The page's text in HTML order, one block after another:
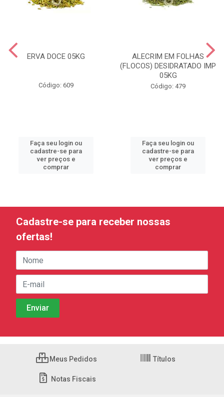
ERVA DOCE 05KG
Código: 609
Faça seu login ou
cadastre-se para
ver preços e
comprar
ALECRIM EM FOLHAS
(FLOCOS) DESIDRATADO IMP
05KG
Código: 479
Faça seu login ou
cadastre-se para
ver preços e
comprar
Cadastre-se para receber nossas
ofertas!
Meus Pedidos Títulos
Notas Fiscais